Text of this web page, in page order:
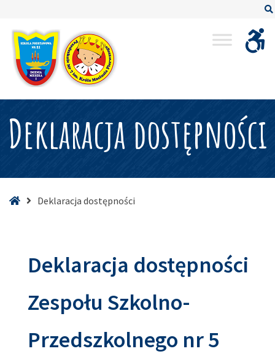
dostępności
Deklaracja dostępności
StronaDeklaracja dostępności
Deklaracja dostępności
Zespołu Szkolno-
Przedszkolnego nr 5